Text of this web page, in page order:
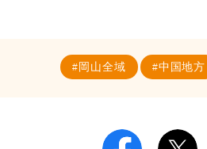
岡山全域 中国地方